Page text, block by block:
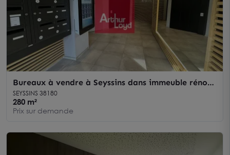
Bureaux à vendre à Seyssins dans immeuble rénové
avec parking sécurisé
SEYSSINS 38180
280 m²
Prix sur demande